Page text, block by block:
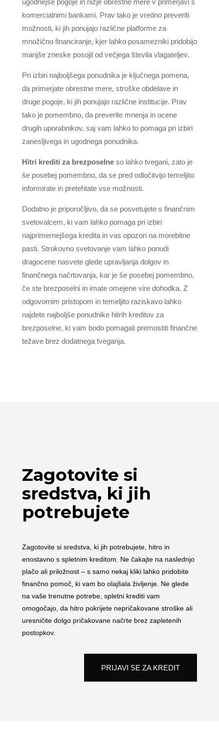
ugodnejše pogoje in nižje obrestne mere v primerjavi s
komercialnimi bankami. Prav tako je vredno preveriti
možnosti, ki jih ponujajo različne platforme za
množično financiranje, kjer lahko posamezniki pridobijo
manjše zneske posojil od večjega števila vlagateljev.
Pri izbiri najboljšega ponudnika je ključnega pomena,
da primerjate obrestne mere, stroške obdelave in
druge pogoje, ki jih ponujajo različne institucije. Prav
tako je pomembno, da preverite mnenja in ocene
drugih uporabnikov, saj vam lahko to pomaga pri izbiri
zanesljivega in ugodnega ponudnika.
Hitri krediti za brezposelneso lahko tvegani, zato je
še posebej pomembno, da se pred odločitvijo temeljito
informirate in pretehtate vse možnosti.
Dodatno je priporočljivo, da se posvetujete s finančnim
svetovalcem, ki vam lahko pomaga pri izbiri
najprimernejšega kredita in vas opozori na morebitne
pasti. Strokovno svetovanje vam lahko ponudi
dragocene nasvete glede upravljanja dolgov in
finančnega načrtovanja, kar je še posebej pomembno,
če ste brezposelni in imate omejene vire dohodka. Z
odgovornim pristopom in temeljito raziskavo lahko
najdete najboljše ponudnike hitrih kreditov za
brezposelne, ki vam bodo pomagali premostiti finančne
težave brez dodatnega tveganja.
Zagotovite si
sredstva, ki jih
potrebujete
Zagotovite si sredstva, ki jih potrebujete, hitro in
enostavno s spletnim kreditom. Ne čakajte na naslednjo
plačo ali priložnost – s samo nekaj kliki lahko pridobite
finančno pomoč, ki vam bo olajšala življenje. Ne glede
na vaše trenutne potrebe, spletni krediti vam
omogočajo, da hitro pokrijete nepričakovane stroške ali
uresničite dolgo pričakovane načrte brez zapletenih
postopkov.
PRIJAVI SE ZA KREDIT